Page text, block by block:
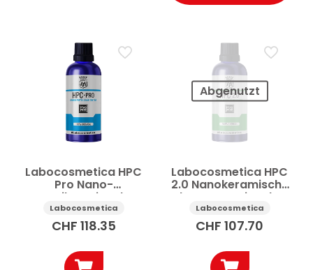
Labocosmetica HPC
Pro Nano-
Keramikversiegelung
Auto 50 ml
Labocosmetica
CHF 118.35
Abgenutzt
Labocosmetica HPC
2.0 Nanokeramische
Fahrzeugversiegelung
50 ml
Labocosmetica
CHF 107.70